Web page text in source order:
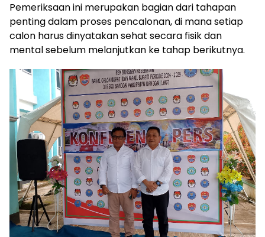
Pemeriksaan ini merupakan bagian dari tahapan
penting dalam proses pencalonan, di mana setiap
calon harus dinyatakan sehat secara fisik dan
mental sebelum melanjutkan ke tahap berikutnya.